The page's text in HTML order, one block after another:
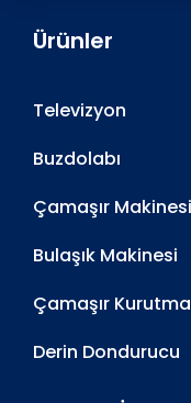
Ürünler
Televizyon
Buzdolabı
Çamaşır Makinesi
Bulaşık Makinesi
Çamaşır Kurutma
Derin Dondurucu